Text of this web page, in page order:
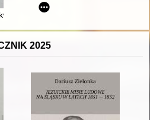
białoruskiej (1918-1920)
2025